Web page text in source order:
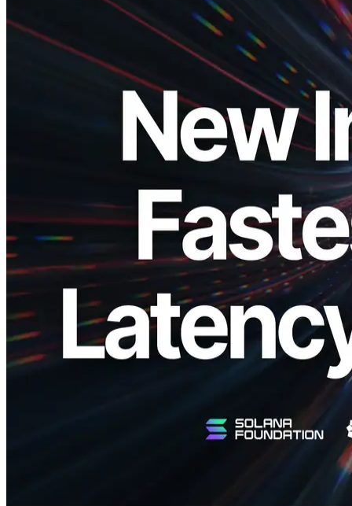
ELSOUL LABO B.V. (Hauptsitz: Amsterdam, Niederlande; CEO:
Fumitake Kawasaki) freut sich bekannt zu geben, dass das
, hat erfolgreich ein großes Infrastruktur-
signifikante Reduzierung der
Durch die Migration auf eine neue Architektur, die es
mehreren Knoten ermöglicht, effizienter, koordinierter zu arbeiten,
ERPC hat sich zu einer robusten Plattform entwickelt, die schnelle
Steigerungen der Nutzerzahlen und des Verkehrs bei
gleichbleibender Leistung bewältigen kann.
Hintergrund und Wirkung der neuen
Infrastrukturmigration